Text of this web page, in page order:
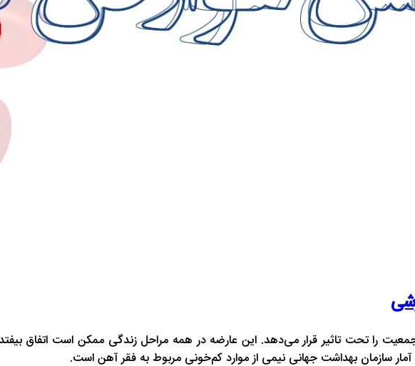
سازمان بهداشت جهانی نیمی از موارد کم‌خونی مربوط به فقر آهن است.